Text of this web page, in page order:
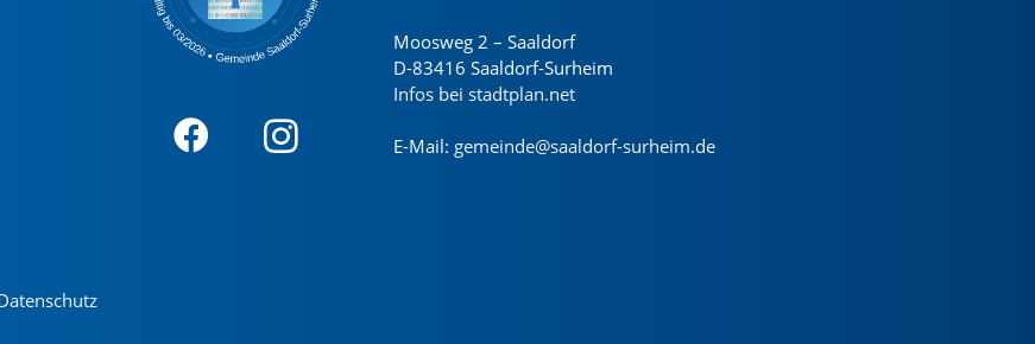
Moosweg 2 – Saaldorf
D-83416 Saaldorf-Surheim
Infos bei stadtplan.net
E-Mail: gemeinde@saaldorf-surheim.de